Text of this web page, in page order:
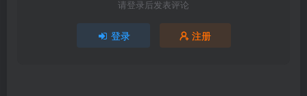
请登录后发表评论
登录 注册